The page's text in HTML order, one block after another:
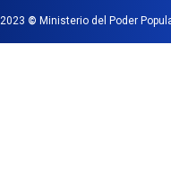
2023 © Ministerio del Poder